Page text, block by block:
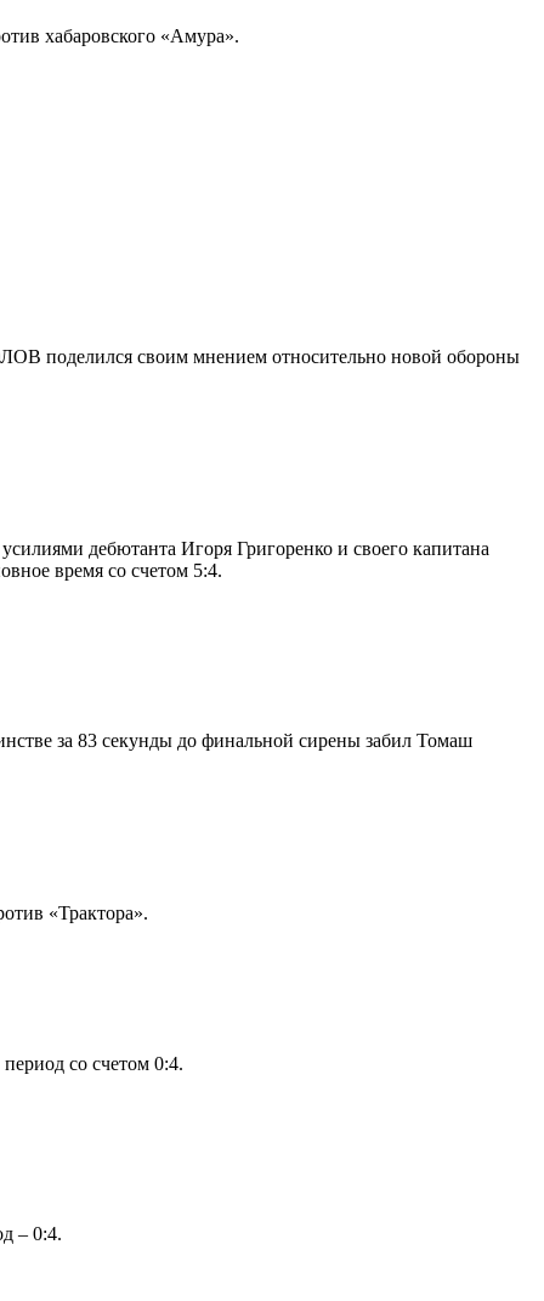
хабаровского «Амура».
поделился своим мнением относительно новой обороны
дебютанта Игоря Григоренко и своего капитана
время со счетом 5:4.
за 83 секунды до финальной сирены забил Томаш
«Трактора».
со счетом 0:4.
– 0:4.